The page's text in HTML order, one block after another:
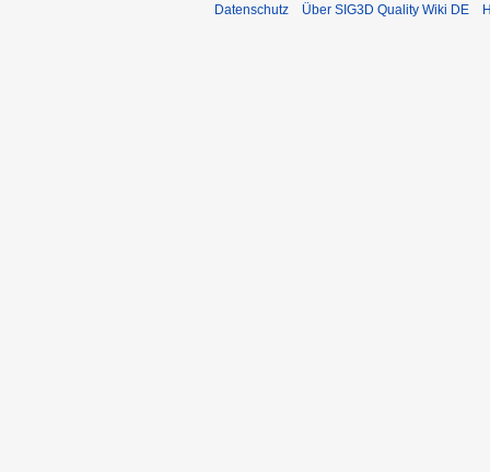
Datenschutz Über SIG3D Quality Wiki DE